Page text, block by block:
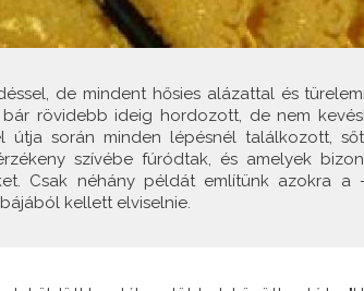
de mindent hősies alázattal és
rövidebb ideig hordozott, de nem
útja során minden lépésnél találkozott,
szívébe fúródtak, és amelyek
Csak néhány példát említünk azokra
kellett elviselnie.